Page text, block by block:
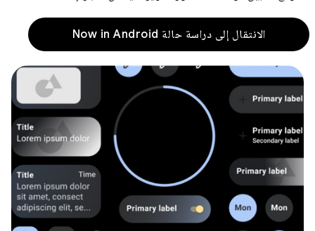
الانتقال إلى دراسة حالة Now in Android